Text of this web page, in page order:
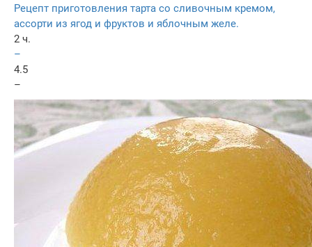
Рецепт приготовления тарта со сливочным кремом,
ассорти из ягод и фруктов и яблочным желе.
2 ч.
–
4.5
–